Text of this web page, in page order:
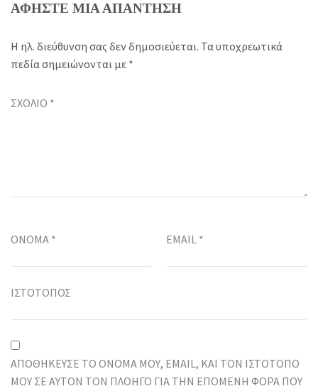
ΑΦΉΣΤΕ ΜΙΑ ΑΠΆΝΤΗΣΗ
Η ηλ. διεύθυνση σας δεν δημοσιεύεται. Τα υποχρεωτικά
πεδία σημειώνονται με *
ΣΧΌΛΙΟ *
ΌΝΟΜΑ * EMAIL *
ΙΣΤΌΤΟΠΟΣ
ΑΠΟΘΉΚΕΥΣΕ ΤΟ ΌΝΟΜΆ ΜΟΥ, EMAIL, ΚΑΙ ΤΟΝ ΙΣΤΌΤΟΠΟ
ΜΟΥ ΣΕ ΑΥΤΌΝ ΤΟΝ ΠΛΟΗΓΌ ΓΙΑ ΤΗΝ ΕΠΌΜΕΝΗ ΦΟΡΆ ΠΟΥ